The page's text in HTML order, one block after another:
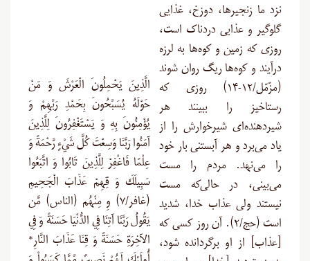
نزد ما زنجیرها، دوزخ، غذایی
گلوگیر و عذابی دردناک است،
روزی که زمین و کوه‌ها به لرزه
درآیند و کوه‌ها ریگ روان شوند
(مزّمّل/۱۲-۱۴) روزی که
رستاخیز را ببینند هر
شیردهنده‌ای شیرخوارش را از
یاد می‌برد و هر آبستنی بار خود
را می‌نهد. مردم را مست
می‌بینی، در حالی‌که مست
نیستند ولی عذاب خدا، شدید
است (حج/۲). آن روز کسی که
[عذاب] از او برگردانده شود،
الَّذِينَ يَحْمِلُونَ الْعَرْشَ وَ مَنْ
حَوْلَهُ يُسَبِّحُونَ بِحَمْدِ رَبِّهِمْ وَ
يُؤْمِنُونَ بِهِ وَ يَسْتَغْفِرُونَ لِلَّذِينَ
آمَنُوا رَبَّنَا وَسِعْتَ كُلَّ شَيْءٍ رَّحْمَةً وَ
عِلْمًا فَاغْفِرْ لِلَّذِينَ تَابُوا وَ اتَّبَعُوا
سَبِيلَكَ وَ قِهِمْ عَذَابَ الْجَحِيمِ
(غافر/۷) وِ مِنْهُم (الناس) مَّن
يَقُولُ رَبَّنَا آتِنَا فِي الدُّنْيَا حَسَنَةً وَ فِي
الآخِرَةِ حَسَنَةً وَ قِنَا عَذَابَ النَّارِ*